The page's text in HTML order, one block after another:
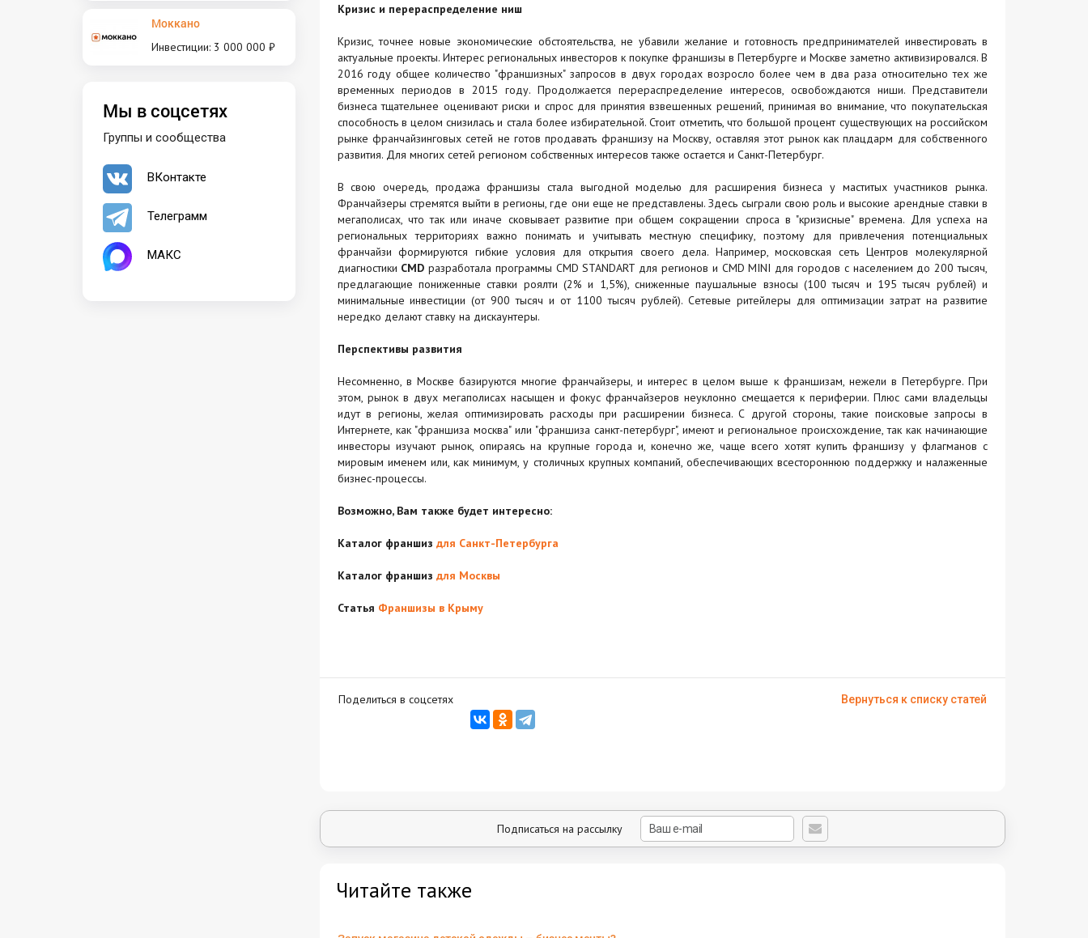
Кризис и перераспределение ниш
Кризис, точнее новые экономические обстоятельства, не убавили желание и готовность предпринимателей инвестировать в
актуальные проекты. Интерес региональных инвесторов к покупке франшизы в Петербурге и Москве заметно активизировался. В
2016 году общее количество "франшизных" запросов в двух городах возросло более чем в два раза относительно тех же
временных периодов в 2015 году. Продолжается перераспределение интересов, освобождаются ниши. Представители
бизнеса тщательнее оценивают риски и спрос для принятия взвешенных решений, принимая во внимание, что покупательская
способность в целом снизилась и стала более избирательной. Стоит отметить, что большой процент существующих на российском
рынке франчайзинговых сетей не готов продавать франшизу на Москву, оставляя этот рынок как плацдарм для собственного
развития. Для многих сетей регионом собственных интересов также остается и Санкт-Петербург.
В свою очередь, продажа франшизы стала выгодной моделью для расширения бизнеса у маститых участников рынка.
Франчайзеры стремятся выйти в регионы, где они еще не представлены. Здесь сыграли свою роль и высокие арендные ставки в
мегаполисах, что так или иначе сковывает развитие при общем сокращении спроса в "кризисные" времена. Для успеха на
региональных территориях важно понимать и учитывать местную специфику, поэтому для привлечения потенциальных
франчайзи формируются гибкие условия для открытия своего дела. Например, московская сеть Центров молекулярной
диагностики CMDразработала программы CMD STANDART для регионов и CMD MINI для городов с населением до 200 тысяч,
предлагающие пониженные ставки роялти (2% и 1,5%), сниженные паушальные взносы (100 тысяч и 195 тысяч рублей) и
минимальные инвестиции (от 900 тысяч и от 1100 тысяч рублей). Сетевые ритейлеры для оптимизации затрат на развитие
нередко делают ставку на дискаунтеры.
Перспективы развития
Несомненно, в Москве базируются многие франчайзеры, и интерес в целом выше к франшизам, нежели в Петербурге. При
этом, рынок в двух мегаполисах насыщен и фокус франчайзеров неуклонно смещается к периферии. Плюс сами владельцы
идут в регионы, желая оптимизировать расходы при расширении бизнеса. С другой стороны, такие поисковые запросы в
Интернете, как "франшиза москва" или "франшиза санкт-петербург", имеют и региональное происхождение, так как начинающие
инвесторы изучают рынок, опираясь на крупные города и, конечно же, чаще всего хотят купить франшизу у флагманов с
мировым именем или, как минимум, у столичных крупных компаний, обеспечивающих всестороннюю поддержку и налаженные
бизнес-процессы.
Возможно, Вам также будет интересно:
Каталог франшиз для Санкт-Петербурга
Каталог франшиз для Москвы
Статья Франшизы в Крыму
Поделиться в соцсетях Вернуться к списку статей
Подписаться на рассылку
Читайте также
Моккано
Инвестиции: 3 000 000 ₽
Мы в соцсетях
Группы и сообщества
ВКонтакте
Телеграмм
МАКС